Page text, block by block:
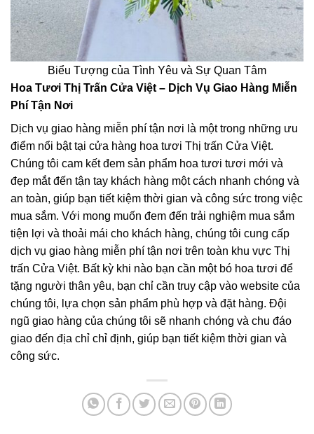
Biểu Tượng của Tình Yêu và Sự Quan Tâm
Hoa Tươi Thị Trấn Cửa Việt – Dịch Vụ Giao Hàng Miễn
Phí Tận Nơi
Dịch vụ giao hàng miễn phí tận nơi là một trong những ưu
điểm nổi bật tại cửa hàng hoa tươi Thị trấn Cửa Việt.
Chúng tôi cam kết đem sản phẩm hoa tươi tươi mới và
đẹp mắt đến tận tay khách hàng một cách nhanh chóng và
an toàn, giúp bạn tiết kiệm thời gian và công sức trong việc
mua sắm. Với mong muốn đem đến trải nghiệm mua sắm
tiện lợi và thoải mái cho khách hàng, chúng tôi cung cấp
dịch vụ giao hàng miễn phí tận nơi trên toàn khu vực Thị
trấn Cửa Việt. Bất kỳ khi nào bạn cần một bó hoa tươi để
tặng người thân yêu, bạn chỉ cần truy cập vào website của
chúng tôi, lựa chọn sản phẩm phù hợp và đặt hàng. Đội
ngũ giao hàng của chúng tôi sẽ nhanh chóng và chu đáo
giao đến địa chỉ chỉ định, giúp bạn tiết kiệm thời gian và
công sức.